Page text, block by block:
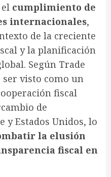
cumplimiento de
internacionales,
de la creciente
y la planificación
Según Trade
ser visto como un
fiscal
de
y Estados Unidos, lo
la elusión
fiscal en